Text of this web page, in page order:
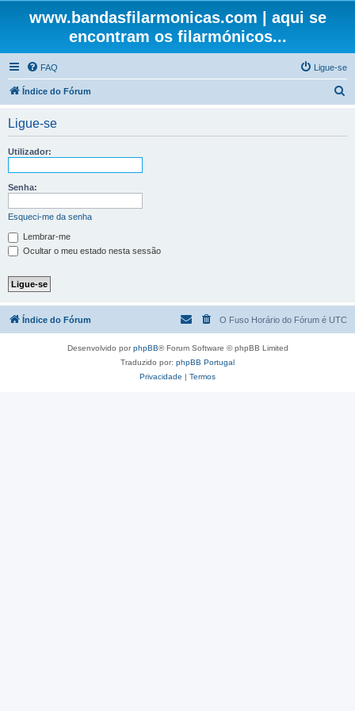
www.bandasfilarmonicas.com | aqui se
encontram os filarmónicos...
FAQ Ligue-se
Índice do Fórum
Ligue-se
Utilizador:
Senha:
Esqueci-me da senha
Lembrar-me
Ocultar o meu estado nesta sessão
Índice do Fórum O Fuso Horário do Fórum é UTC
Desenvolvido porphpBB® Forum Software © phpBB Limited
Traduzido por: phpBB Portugal
Privacidade | Termos